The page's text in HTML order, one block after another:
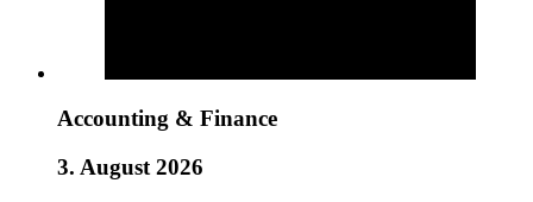
Accounting & Finance
3. August 2026